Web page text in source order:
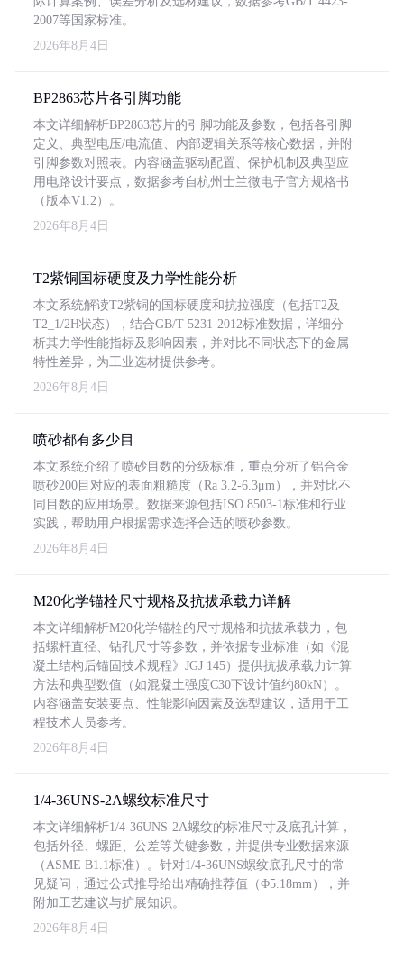
2007等国家标准。
2026年8月4日
BP2863芯片各引脚功能
本文详细解析BP2863芯片的引脚功能及参数，包括各引脚
定义、典型电压/电流值、内部逻辑关系等核心数据，并附
引脚参数对照表。内容涵盖驱动配置、保护机制及典型应
用电路设计要点，数据参考自杭州士兰微电子官方规格书
（版本V1.2）。
2026年8月4日
T2紫铜国标硬度及力学性能分析
本文系统解读T2紫铜的国标硬度和抗拉强度（包括T2及
T2_1/2H状态），结合GB/T 5231-2012标准数据，详细分
析其力学性能指标及影响因素，并对比不同状态下的金属
特性差异，为工业选材提供参考。
2026年8月4日
喷砂都有多少目
本文系统介绍了喷砂目数的分级标准，重点分析了铝合金
喷砂200目对应的表面粗糙度（Ra 3.2-6.3μm），并对比不
同目数的应用场景。数据来源包括ISO 8503-1标准和行业
实践，帮助用户根据需求选择合适的喷砂参数。
2026年8月4日
M20化学锚栓尺寸规格及抗拔承载力详解
本文详细解析M20化学锚栓的尺寸规格和抗拔承载力，包
括螺杆直径、钻孔尺寸等参数，并依据专业标准（如《混
凝土结构后锚固技术规程》JGJ 145）提供抗拔承载力计算
方法和典型数值（如混凝土强度C30下设计值约80kN）。
内容涵盖安装要点、性能影响因素及选型建议，适用于工
程技术人员参考。
2026年8月4日
1/4-36UNS-2A螺纹标准尺寸
本文详细解析1/4-36UNS-2A螺纹的标准尺寸及底孔计算，
包括外径、螺距、公差等关键参数，并提供专业数据来源
（ASME B1.1标准）。针对1/4-36UNS螺纹底孔尺寸的常
见疑问，通过公式推导给出精确推荐值（Φ5.18mm），并
附加工艺建议与扩展知识。
2026年8月4日